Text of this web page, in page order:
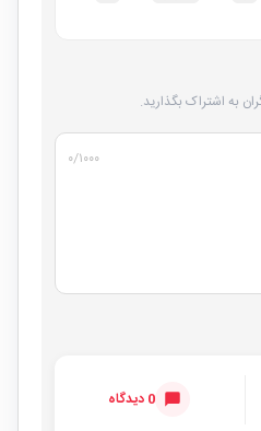
به اشتراک بگذارید.
۰/۱۰۰۰
0 دیدگاه